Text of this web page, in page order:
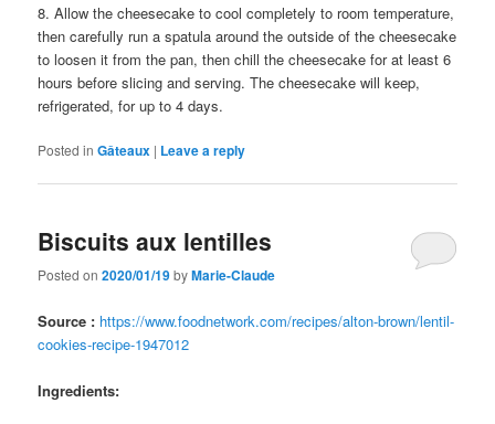
8. Allow the cheesecake to cool completely to room temperature,
then carefully run a spatula around the outside of the cheesecake
to loosen it from the pan, then chill the cheesecake for at least 6
hours before slicing and serving. The cheesecake will keep,
refrigerated, for up to 4 days.
Posted in Gâteaux | Leave a reply
Biscuits aux lentilles
Posted on2020/01/19byMarie-Claude
Source : https://www.foodnetwork.com/recipes/alton-brown/lentil-
cookies-recipe-1947012
Ingredients: